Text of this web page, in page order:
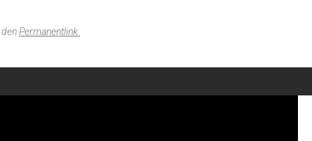
Permanentlink